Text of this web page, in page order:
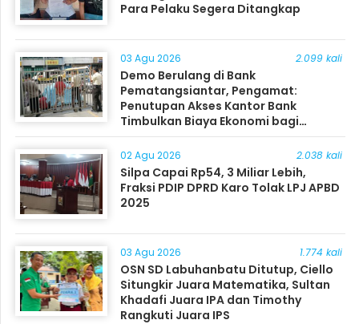
Para Pelaku Segera Ditangkap
03 Agu 2026 2.099 kali
Demo Berulang di Bank
Pematangsiantar, Pengamat:
Penutupan Akses Kantor Bank
Timbulkan Biaya Ekonomi bagi
Masyarakat
02 Agu 2026 2.038 kali
Silpa Capai Rp54, 3 Miliar Lebih,
Fraksi PDIP DPRD Karo Tolak LPJ APBD
2025
03 Agu 2026 1.774 kali
OSN SD Labuhanbatu Ditutup, Ciello
Situngkir Juara Matematika, Sultan
Khadafi Juara IPA dan Timothy
Rangkuti Juara IPS